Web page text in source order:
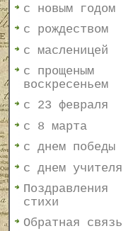
с новым годом
с рождеством
с масленицей
с прощеным
воскресеньем
с 23 февраля
с 8 марта
с днем победы
с днем учителя
Поздравления
стихи
Обратная связь